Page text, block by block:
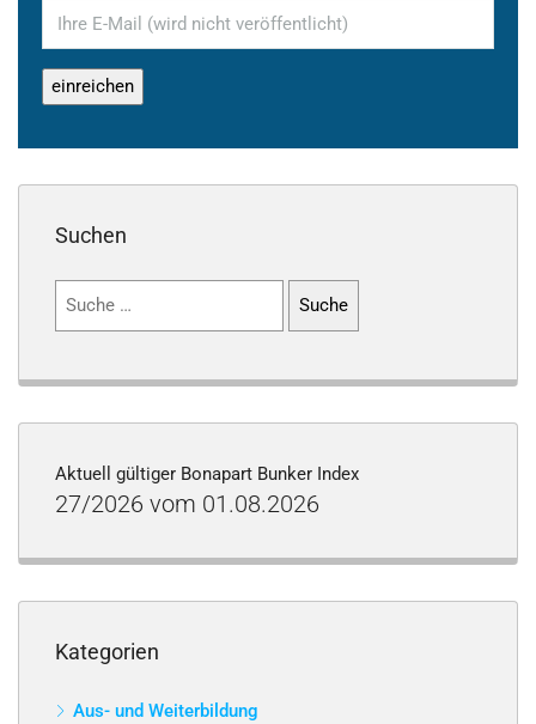
Suchen
Suchen
Aktuell gültiger Bonapart Bunker Index
27/2026 vom 01.08.2026
Kategorien
Aus- und Weiterbildung